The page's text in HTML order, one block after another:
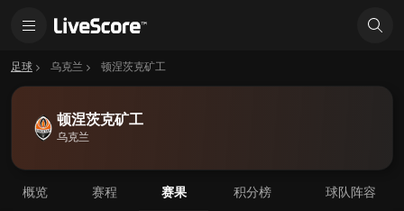
足球 乌克兰 顿涅茨克矿工
顿涅茨克矿工
乌克兰
概览 赛程 赛果 积分榜 球队阵容